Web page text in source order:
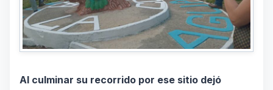
Al culminar su recorrido por ese sitio dejó